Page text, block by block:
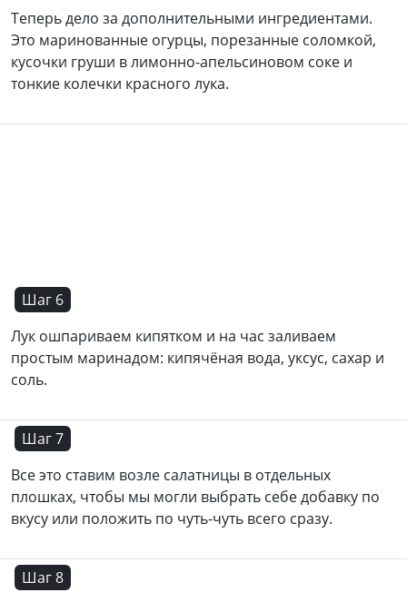
Теперь дело за дополнительными ингредиентами.
Это маринованные огурцы, порезанные соломкой,
кусочки груши в лимонно-апельсиновом соке и
тонкие колечки красного лука.
Шаг 6
Лук ошпариваем кипятком и на час заливаем
простым маринадом: кипячёная вода, уксус, сахар и
соль.
Шаг 7
Все это ставим возле салатницы в отдельных
плошках, чтобы мы могли выбрать себе добавку по
вкусу или положить по чуть-чуть всего сразу.
Шаг 8